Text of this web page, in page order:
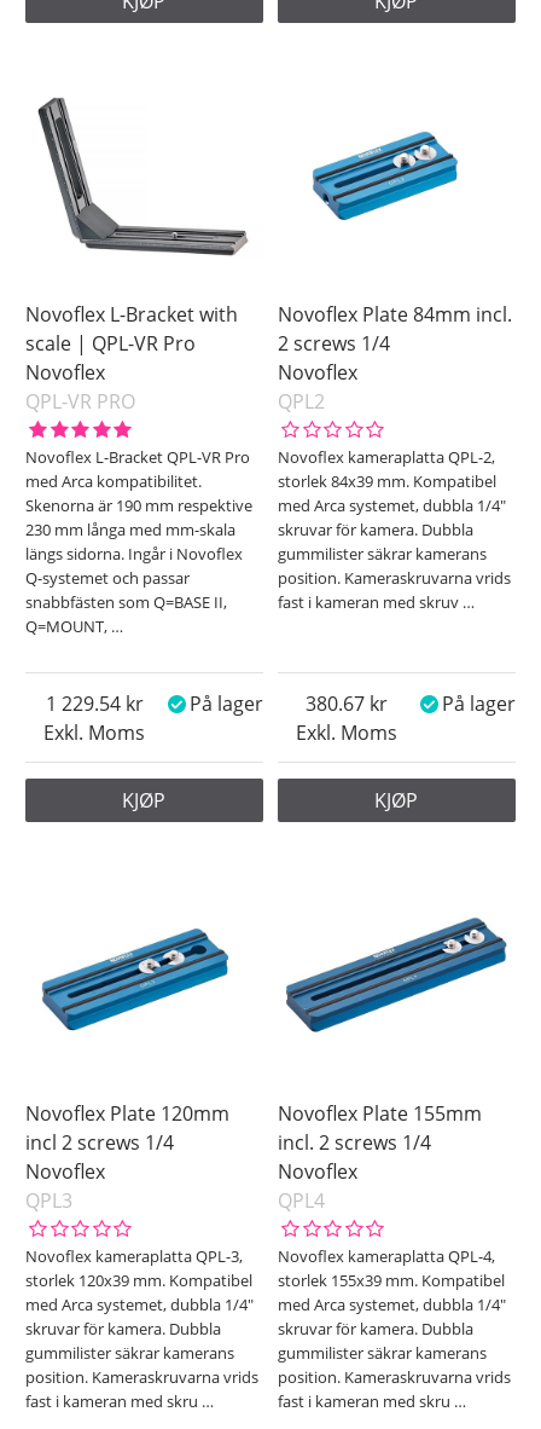
Novoflex L-Bracket with
scale | QPL-VR Pro
Novoflex
QPL-VR PRO
Novoflex L-Bracket QPL-VR Pro
med Arca kompatibilitet.
Skenorna är 190 mm respektive
230 mm långa med mm-skala
längs sidorna. Ingår i Novoflex
Q-systemet och passar
snabbfästen som Q=BASE II,
Q=MOUNT, …
Exkl. Moms
1 229.54 På lager
KJØP
Novoflex Plate 84mm incl.
2 screws 1/4
Novoflex
QPL2
Novoflex kameraplatta QPL-2,
storlek 84x39 mm. Kompatibel
med Arca systemet, dubbla 1/4"
skruvar för kamera. Dubbla
gummilister säkrar kamerans
position. Kameraskruvarna vrids
fast i kameran med skruv …
Exkl. Moms
380.67 På lager
KJØP
Novoflex Plate 120mm
incl 2 screws 1/4
Novoflex
QPL3
Novoflex kameraplatta QPL-3,
storlek 120x39 mm. Kompatibel
med Arca systemet, dubbla 1/4"
skruvar för kamera. Dubbla
gummilister säkrar kamerans
position. Kameraskruvarna vrids
fast i kameran med skru …
Novoflex Plate 155mm
incl. 2 screws 1/4
Novoflex
QPL4
Novoflex kameraplatta QPL-4,
storlek 155x39 mm. Kompatibel
med Arca systemet, dubbla 1/4"
skruvar för kamera. Dubbla
gummilister säkrar kamerans
position. Kameraskruvarna vrids
fast i kameran med skru …